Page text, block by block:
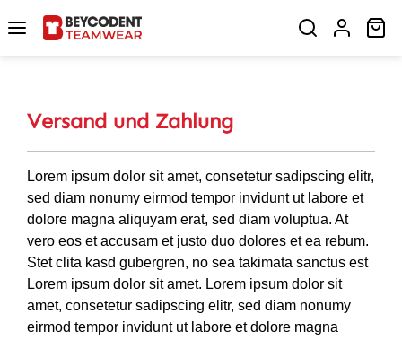
Zum Hauptinhalt springen
Versand und Zahlung
Lorem ipsum dolor sit amet, consetetur sadipscing elitr,
sed diam nonumy eirmod tempor invidunt ut labore et
dolore magna aliquyam erat, sed diam voluptua. At
vero eos et accusam et justo duo dolores et ea rebum.
Stet clita kasd gubergren, no sea takimata sanctus est
Lorem ipsum dolor sit amet. Lorem ipsum dolor sit
amet, consetetur sadipscing elitr, sed diam nonumy
eirmod tempor invidunt ut labore et dolore magna